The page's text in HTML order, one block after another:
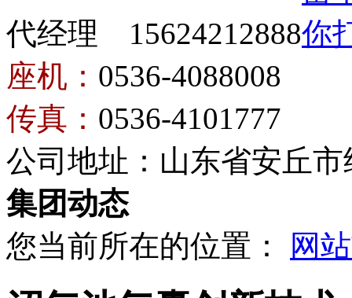
代经理 15624212888
座机： 0536-4088008
传真： 0536-4101777
公司地址：山东省安丘
集团动态
您当前所在的位置：
网